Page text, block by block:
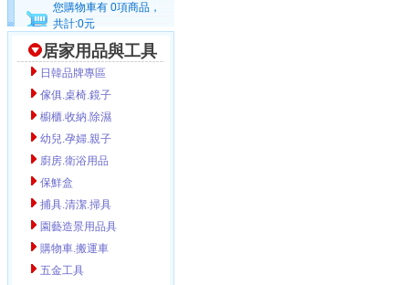
您購物車有 0項商品，
共計:0元
居家用品與工具
日韓品牌專區
傢俱.桌椅.鏡子
櫥櫃.收納.除濕
幼兒.孕婦.親子
廚房.衛浴用品
保鮮盒
捕具.清潔.掃具
園藝造景用品具
購物車.搬運車
五金工具